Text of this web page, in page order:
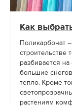
Как
Поликарбонат
строительстве
разбивается
большие
тепло. Кроме
растениям